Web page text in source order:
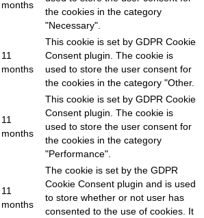
months
the cookies in the category
"Necessary".
11
months
This cookie is set by GDPR Cookie
Consent plugin. The cookie is
used to store the user consent for
the cookies in the category "Other.
11
months
This cookie is set by GDPR Cookie
Consent plugin. The cookie is
used to store the user consent for
the cookies in the category
"Performance".
11
months
The cookie is set by the GDPR
Cookie Consent plugin and is used
to store whether or not user has
consented to the use of cookies. It